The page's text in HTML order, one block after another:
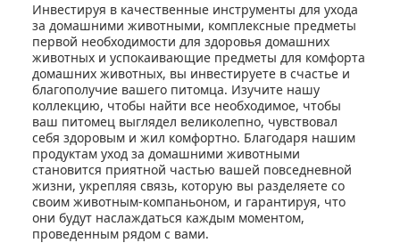
Инвестируя в качественные инструменты для ухода
за домашними животными, комплексные предметы
первой необходимости для здоровья домашних
животных и успокаивающие предметы для комфорта
домашних животных, вы инвестируете в счастье и
благополучие вашего питомца. Изучите нашу
коллекцию, чтобы найти все необходимое, чтобы
ваш питомец выглядел великолепно, чувствовал
себя здоровым и жил комфортно. Благодаря нашим
продуктам уход за домашними животными
становится приятной частью вашей повседневной
жизни, укрепляя связь, которую вы разделяете со
своим животным-компаньоном, и гарантируя, что
они будут наслаждаться каждым моментом,
проведенным рядом с вами.